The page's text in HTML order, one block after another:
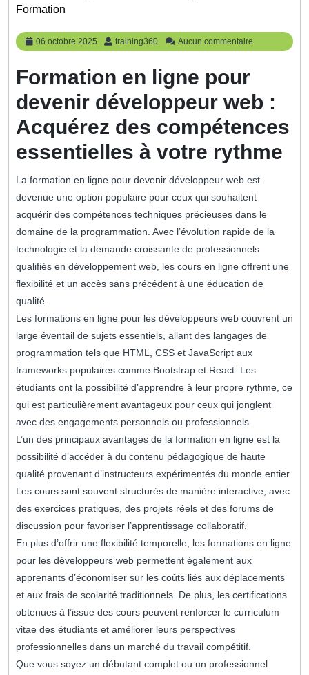
Formation
06 octobre 2025
06
octobre
training360 training360
Aucun commentaire
Formation en ligne pour
devenir développeur web :
Acquérez des compétences
essentielles à votre rythme
La formation en ligne pour devenir développeur web est
devenue une option populaire pour ceux qui souhaitent
acquérir des compétences techniques précieuses dans le
domaine de la programmation. Avec l’évolution rapide de la
technologie et la demande croissante de professionnels
qualifiés en développement web, les cours en ligne offrent une
flexibilité et un accès sans précédent à une éducation de
qualité.
Les formations en ligne pour les développeurs web couvrent un
large éventail de sujets essentiels, allant des langages de
programmation tels que HTML, CSS et JavaScript aux
frameworks populaires comme Bootstrap et React. Les
étudiants ont la possibilité d’apprendre à leur propre rythme, ce
qui est particulièrement avantageux pour ceux qui jonglent
avec des engagements personnels ou professionnels.
L’un des principaux avantages de la formation en ligne est la
possibilité d’accéder à du contenu pédagogique de haute
qualité provenant d’instructeurs expérimentés du monde entier.
Les cours sont souvent structurés de manière interactive, avec
des exercices pratiques, des projets réels et des forums de
discussion pour favoriser l’apprentissage collaboratif.
En plus d’offrir une flexibilité temporelle, les formations en ligne
pour les développeurs web permettent également aux
apprenants d’économiser sur les coûts liés aux déplacements
et aux frais de scolarité traditionnels. De plus, les certifications
obtenues à l’issue des cours peuvent renforcer le curriculum
vitae des étudiants et améliorer leurs perspectives
professionnelles dans un marché du travail compétitif.
Que vous soyez un débutant complet ou un professionnel